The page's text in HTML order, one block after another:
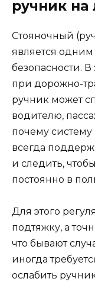
ручник на
Стояночный
является
безопасности.
при дорожно-
ручник может
водителю,
почему
всегда
и следить,
постоянно в
Для этого
подтяжку, а
что бывают
иногда
ослабить